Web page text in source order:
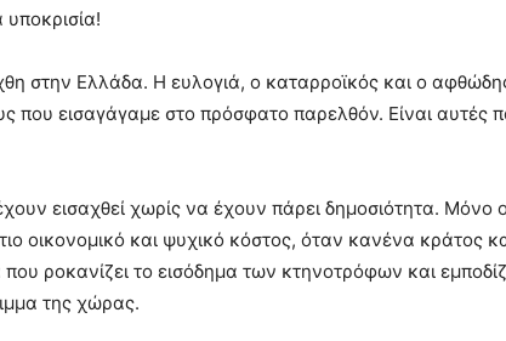
στην Ελλάδα. Η ευλογιά, ο καταρροϊκός και ο
που εισαγάγαμε στο πρόσφατο παρελθόν. Είναι αυτές
εισαχθεί χωρίς να έχουν πάρει δημοσιότητα. Μόνο
οικονομικό και ψυχικό κόστος, όταν κανένα κράτος
ροκανίζει το εισόδημα των κτηνοτρόφων και
της χώρας.